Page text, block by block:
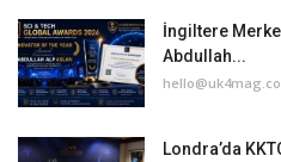
İngiltere
Abdullah...
Londra’da